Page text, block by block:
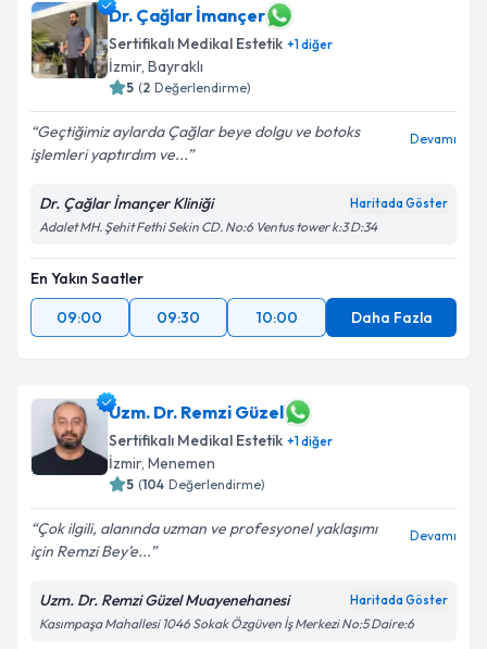
Dr. Çağlar İmançer
Sertifikalı Medikal Estetik +1diğer
İzmir, Bayraklı
5 (2 Değerlendirme)
Geçtiğimiz aylarda Çağlar beye dolgu ve botoks
işlemleri yaptırdım ve...
Devamı
Dr. Çağlar İmançer Kliniği Haritada Göster
Adalet MH. Şehit Fethi Sekin CD. No:6 Ventus tower k:3 D:34
En Yakın Saatler
09:00
09:30 10:00 Daha Fazla
Uzm. Dr. Remzi Güzel
Sertifikalı Medikal Estetik +1diğer
İzmir, Menemen
5 (104 Değerlendirme)
Çok ilgili, alanında uzman ve profesyonel yaklaşımı
için Remzi Bey’e...
Devamı
Uzm. Dr. Remzi Güzel Muayenehanesi Haritada Göster
Kasımpaşa Mahallesi 1046 Sokak Özgüven İş Merkezi No:5 Daire:6